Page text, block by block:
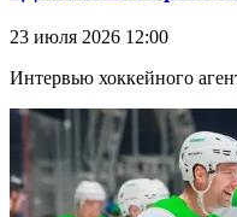
23 июля 2026 12:00
Интервью хоккейного